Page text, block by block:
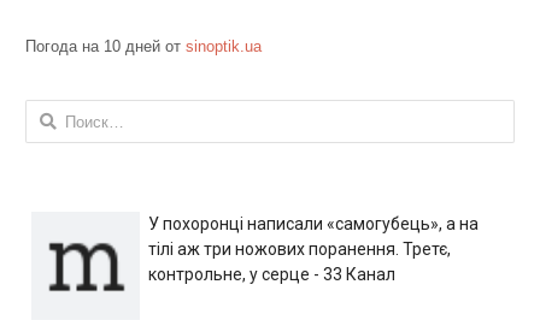
Погода на 10 дней от sinoptik.ua
Найти:
У похоронці написали «самогубець», а на
тілі аж три ножових поранення. Третє,
контрольне, у серце - 33 Канал